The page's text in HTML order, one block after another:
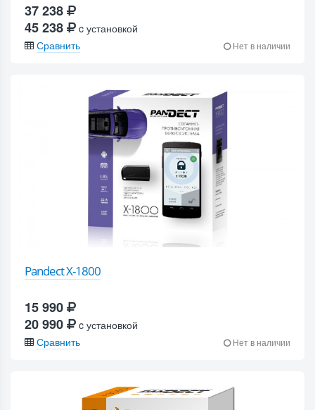
37 238
45 238
c установкой
Сравнить
Нет в наличии
Pandect X-1800
15 990
20 990
c установкой
Сравнить
Нет в наличии